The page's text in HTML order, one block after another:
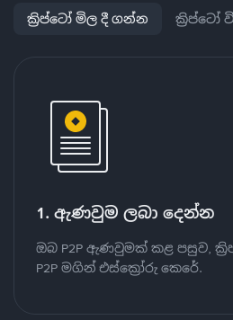
ක්‍රිප්ටෝ මිල දී ගන්න ක්‍රිප්ටෝ
1. ඇණවුම ලබා දෙන්න
ඔබ P2P ඇණවුමක් කළ පසුව,
P2P මගින් එස්ක්‍රෝරු කෙරේ.